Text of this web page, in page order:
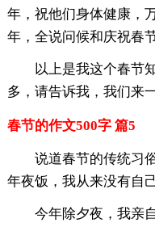
年，祝他们身体健康，
年，全说问候和庆祝春
以上是我这个春节
多，请告诉我，我们来
春节的作文500字 篇5
说道春节的传统习
年夜饭，我从来没有自
今年除夕夜，我亲